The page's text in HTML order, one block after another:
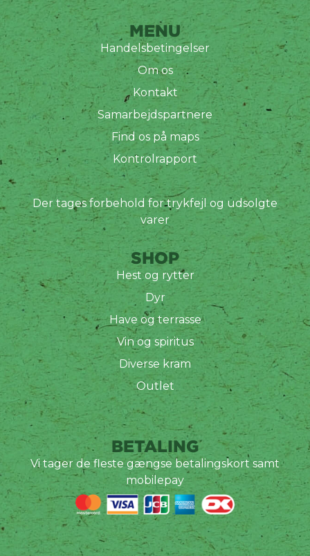
MENU
Handelsbetingelser
Om os
Kontakt
Samarbejdspartnere
Find os på maps
Kontrolrapport
Der tages forbehold for trykfejl og udsolgte
varer
SHOP
Hest og rytter
Dyr
Have og terrasse
Vin og spiritus
Diverse kram
Outlet
BETALING
Vi tager de fleste gængse betalingskort samt
mobilepay